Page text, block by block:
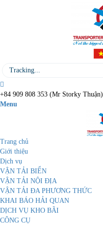
+84 909 808 353 (Mr Storky Thuận)
Menu
Trang chủ
Giới thiệu
Dịch vụ
VẬN TẢI BIỂN
VẬN TẢI NỘI ĐỊA
VẬN TẢI ĐA PHƯƠNG THỨC
KHAI BÁO HẢI QUAN
DỊCH VỤ KHO BÃI
CÔNG CỤ